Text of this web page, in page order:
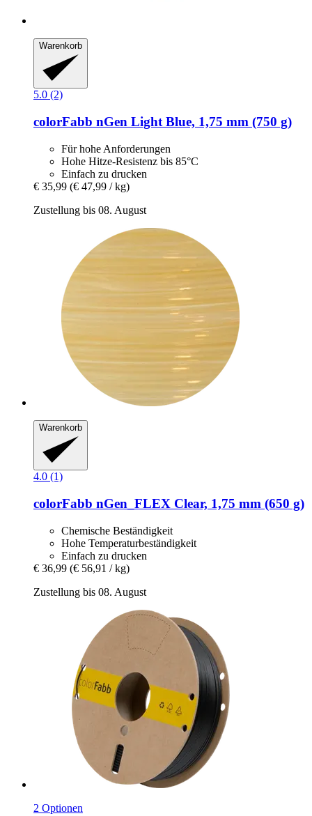
Warenkorb
5.0 (2)
colorFabb nGen Light Blue, 1,75 mm (750 g)
Für hohe Anforderungen
Hohe Hitze-Resistenz bis 85°C
Einfach zu drucken
€ 35,99 (€ 47,99 / kg)
Zustellung bis 08. August
Warenkorb
4.0 (1)
colorFabb nGen_FLEX Clear, 1,75 mm (650 g)
Chemische Beständigkeit
Hohe Temperaturbeständigkeit
Einfach zu drucken
€ 36,99 (€ 56,91 / kg)
Zustellung bis 08. August
2 Optionen